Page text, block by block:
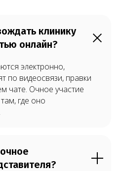
клинику
онлайн?
электронно,
по видеосвязи, правки
чате. Очное участие
где оно